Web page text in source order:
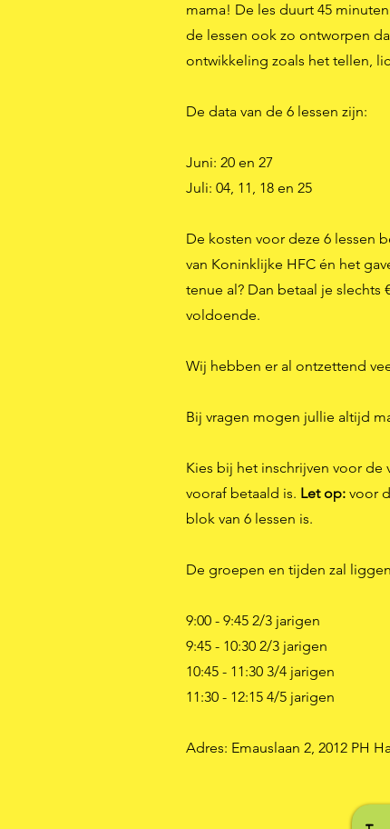
mama! De les duurt 45
de lessen ook zo ontworpen
ontwikkeling zoals het tellen,
De data van de 6 lessen zijn:
Juni: 20 en 27
Juli: 04, 11, 18 en 25
De kosten voor deze 6 lessen
van Koninklijke HFC én het
tenue al? Dan betaal je slechts
voldoende.
Wij hebben er al ontzettend
Bij vragen mogen jullie altijd
Kies bij het inschrijven voor
vooraf betaald is. Let op: voor
blok van 6 lessen is.
De groepen en tijden zal
9:00 - 9:45 2/3 jarigen
9:45 - 10:30 2/3 jarigen
10:45 - 11:30 3/4 jarigen
11:30 - 12:15 4/5 jarigen
Adres: Emauslaan 2, 2012 PH